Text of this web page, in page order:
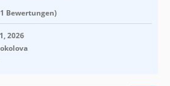
Bewertungen)
2026